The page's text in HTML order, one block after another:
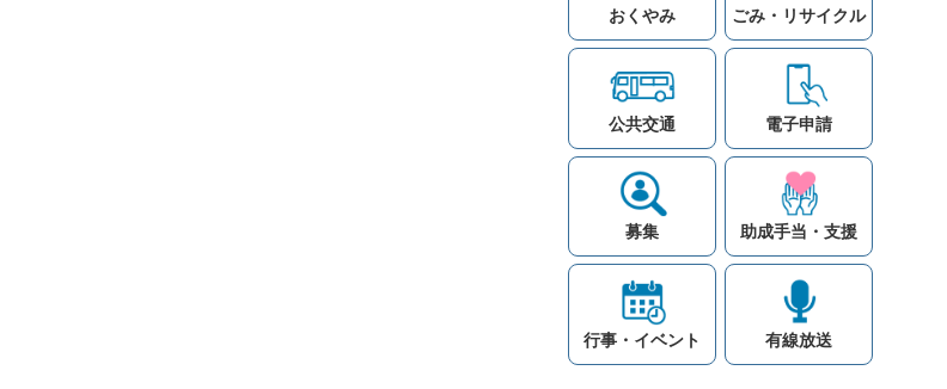
おくやみ ごみ・リサイクル
公共交通 電子申請
募集 助成手当・支援
行事・イベント 有線放送